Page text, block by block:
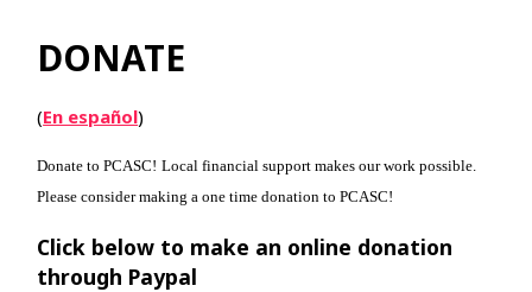
DONATE
(En español)
Donate to PCASC! Local financial support makes our work possible.
Please consider making a one time donation to PCASC!
Click below to make an online donation
through Paypal